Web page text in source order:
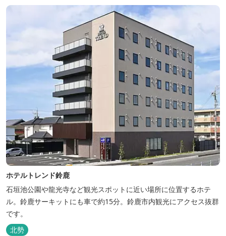
ホテルトレンド鈴鹿
石垣池公園や龍光寺など観光スポットに近い場所に位置するホテ
ル。鈴鹿サーキットにも車で約15分。鈴鹿市内観光にアクセス抜群
です。
北勢